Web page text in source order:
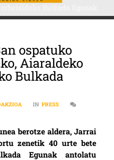
ospatuko
Aiaraldeko
Bulkada
IN PRESS
23AN OSPATUKO DITUZTE
berotze aldera, Jarrai
zenetik 40 urte bete
Egunak antolatu